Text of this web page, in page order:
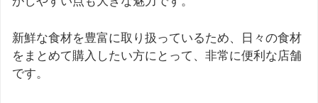
新鮮な食材を豊富に取り扱っているため、日々の食材
をまとめて購入したい方にとって、非常に便利な店舗
です。